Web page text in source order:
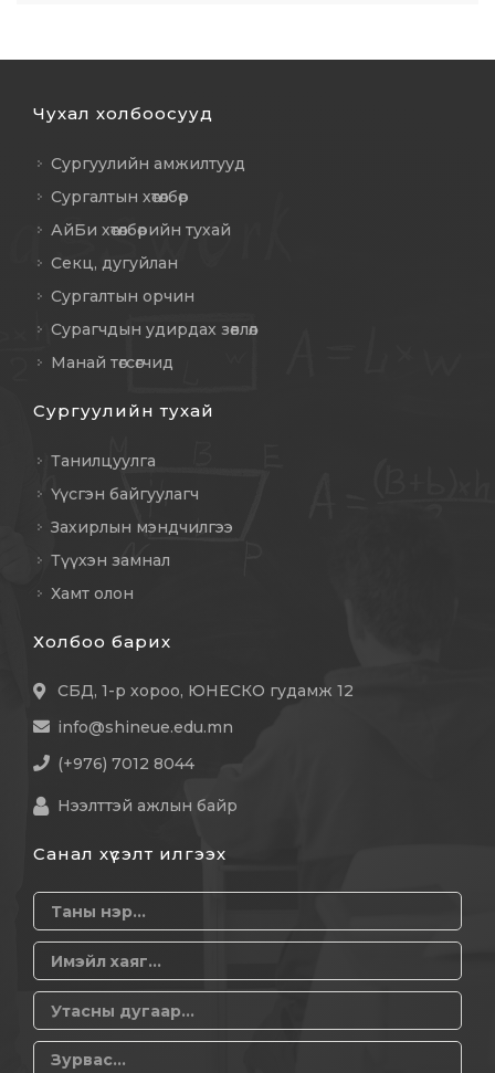
Чухал холбоосууд
Сургуулийн амжилтууд
Сургалтын хөтөлбөр
АйБи хөтөлбөрийн тухай
Секц, дугуйлан
Сургалтын орчин
Сурагчдын удирдах зөвлөл
Манай төгсөгчид
Сургуулийн тухай
Танилцуулга
Үүсгэн байгуулагч
Захирлын мэндчилгээ
Түүхэн замнал
Хамт олон
Холбоо барих
СБД, 1-р хороо, ЮНЕСКО гудамж 12
info@shineue.edu.mn
(+976) 7012 8044
Нээлттэй ажлын байр
Санал хүсэлт илгээх